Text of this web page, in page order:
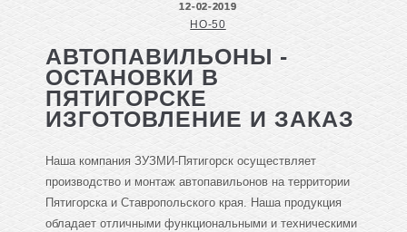
12-02-2019
НО-50
АВТОПАВИЛЬОНЫ -
ОСТАНОВКИ В
ПЯТИГОРСКЕ
ИЗГОТОВЛЕНИЕ И ЗАКАЗ
Наша компания ЗУЗМИ-Пятигорск осуществляет
производство и монтаж автопавильонов на территории
Пятигорска и Ставропольского края. Наша продукция
обладает отличными функциональными и техническими